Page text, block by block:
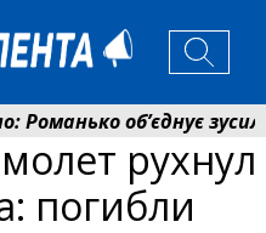
об’єднує
0,2 млрд грн на
рухнул
погибли